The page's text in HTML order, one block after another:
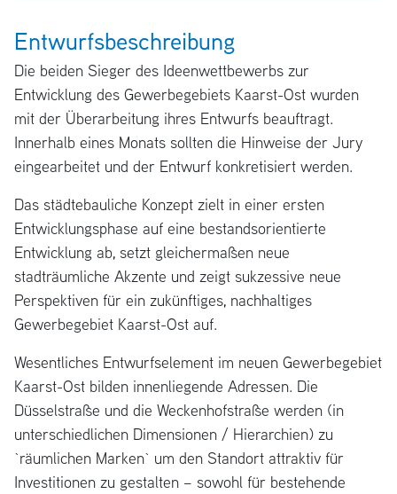
Entwurfsbeschreibung
Die beiden Sieger des Ideenwettbewerbs zur
Entwicklung des Gewerbegebiets Kaarst-Ost wurden
mit der Überarbeitung ihres Entwurfs beauftragt.
Innerhalb eines Monats sollten die Hinweise der Jury
eingearbeitet und der Entwurf konkretisiert werden.
Das städtebauliche Konzept zielt in einer ersten
Entwicklungsphase auf eine bestandsorientierte
Entwicklung ab, setzt gleichermaßen neue
stadträumliche Akzente und zeigt sukzessive neue
Perspektiven für ein zukünftiges, nachhaltiges
Gewerbegebiet Kaarst-Ost auf.
Wesentliches Entwurfselement im neuen Gewerbegebiet
Kaarst-Ost bilden innenliegende Adressen. Die
Düsselstraße und die Weckenhofstraße werden (in
unterschiedlichen Dimensionen / Hierarchien) zu
`räumlichen Marken` um den Standort attraktiv für
Investitionen zu gestalten – sowohl für bestehende